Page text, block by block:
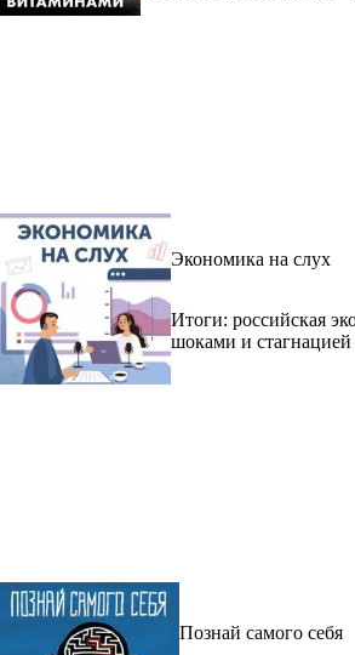
Экономика на слух
Итоги: российская
шоками и стагнацией
Познай самого себя